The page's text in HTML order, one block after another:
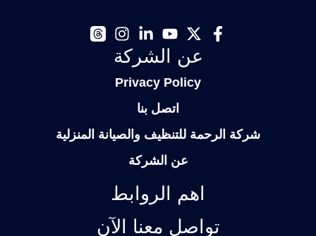
عن الشركة
Privacy Policy
اتصل بنا
شركة الرحمة للتنظيف والصيانة المنزلية
عن الشركة
اهم الروابط
تواصل معنا الآن